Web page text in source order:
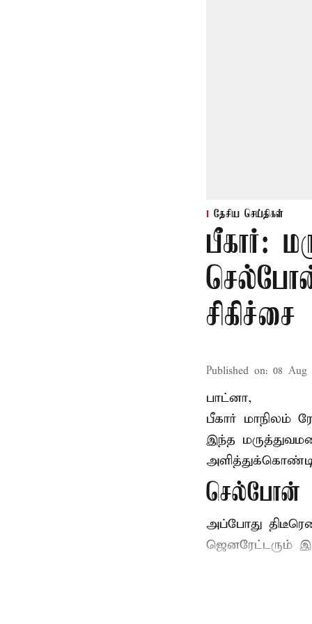
தேசிய செய்திகள்
பீகார்:
சிகிச்சை
Published on: 08 Aug
பாட்னா,
பீகார் மாநிலம்
இந்த
செல்போன்
அப்போது
ஜெனரேட்டரும்